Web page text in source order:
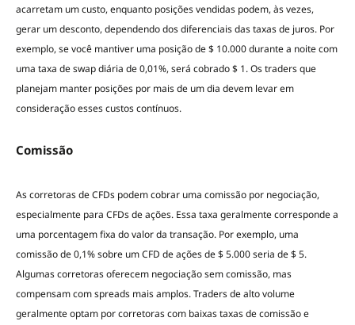
acarretam um custo, enquanto posições vendidas podem, às vezes,
gerar um desconto, dependendo dos diferenciais das taxas de juros. Por
exemplo, se você mantiver uma posição de $ 10.000 durante a noite com
uma taxa de swap diária de 0,01%, será cobrado $ 1. Os traders que
planejam manter posições por mais de um dia devem levar em
consideração esses custos contínuos.
Comissão
As corretoras de CFDs podem cobrar uma comissão por negociação,
especialmente para CFDs de ações. Essa taxa geralmente corresponde a
uma porcentagem fixa do valor da transação. Por exemplo, uma
comissão de 0,1% sobre um CFD de ações de $ 5.000 seria de $ 5.
Algumas corretoras oferecem negociação sem comissão, mas
compensam com spreads mais amplos. Traders de alto volume
geralmente optam por corretoras com baixas taxas de comissão e